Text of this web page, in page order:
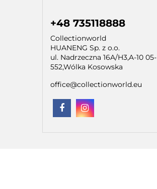
+48 735118888
Collectionworld
HUANENG Sp. z o.o.
ul. Nadrzeczna 16A/H3,A-10 05-
552,Wólka Kosowska
office@collectionworld.eu